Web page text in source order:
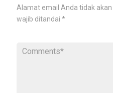
Alamat email Anda tidak akan
wajib ditandai *